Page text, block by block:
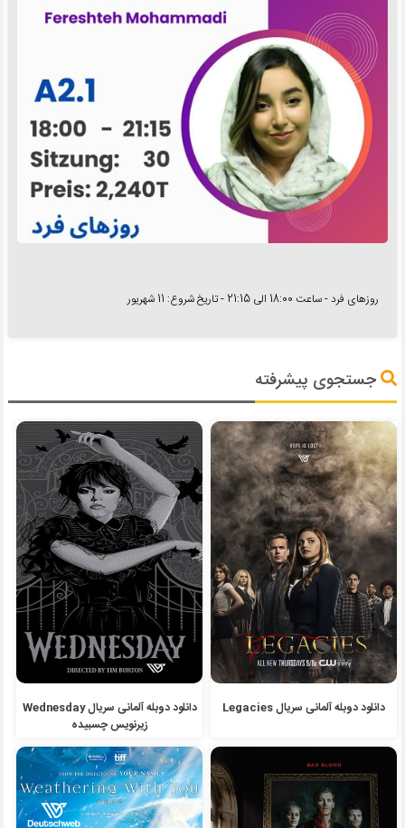
روزهای فرد - ساعت 18:00 الی 21:15 - تاریخ شروع: 11 شهریور
جستجوی پیشرفته
دانلود دوبله آلمانی سریال Legacies
دانلود دوبله آلمانی سریال Wednesday
زیرنویس چسبیده